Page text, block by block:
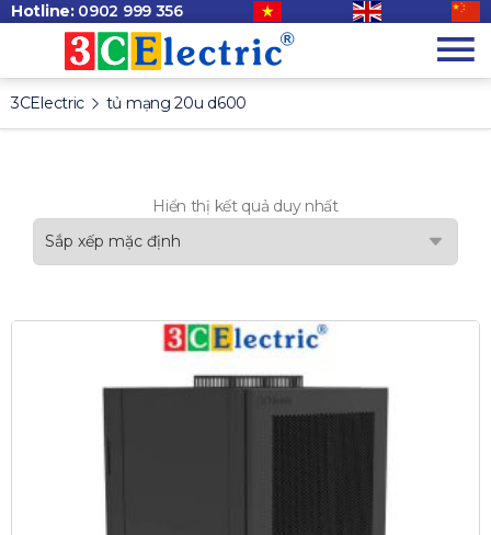
Hotline: 0902 999 356
3CElectric tủ mạng 20u d600
Hiển thị kết quả duy nhất